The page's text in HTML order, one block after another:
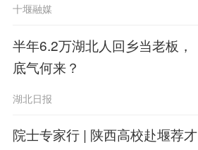
十堰融媒
半年6.2万湖北人回乡当老板，
底气何来？
湖北日报
院士专家行 | 陕西高校赴堰荐才